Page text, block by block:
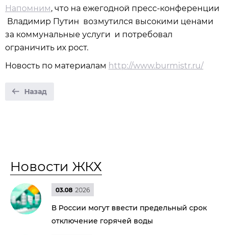
Напомним, что на ежегодной пресс-конференции
Владимир Путин возмутился высокими ценами
за коммунальные услуги и потребовал
ограничить их рост.
Новость по материалам http://www.burmistr.ru/
Назад
Новости ЖКХ
03.08 2026
В России могут ввести предельный срок
отключение горячей воды